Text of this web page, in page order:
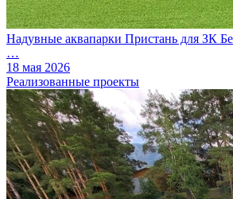
Надувные аквапарки Пристань для ЗК
…
18 мая 2026
Реализованные проекты